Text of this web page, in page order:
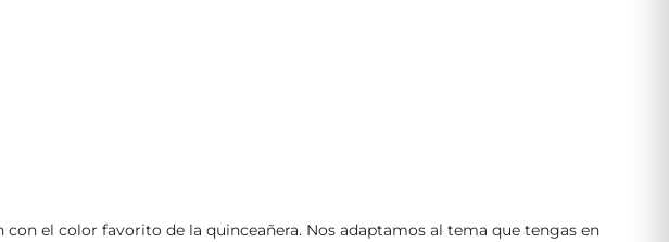
el color favorito de la quinceañera. Nos adaptamos al tema que tengas en